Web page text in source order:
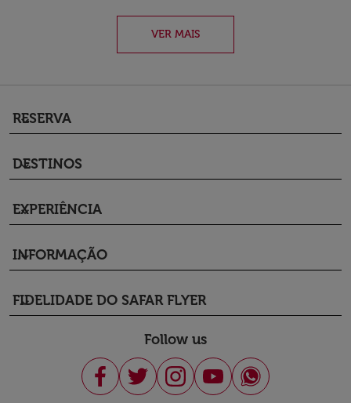
VER MAIS
RESERVA
keyboard_arrow_down
DESTINOS
keyboard_arrow_down
EXPERIÊNCIA
keyboard_arrow_down
INFORMAÇÃO
keyboard_arrow_down
FIDELIDADE DO SAFAR FLYER
keyboard_arrow_down
Follow us